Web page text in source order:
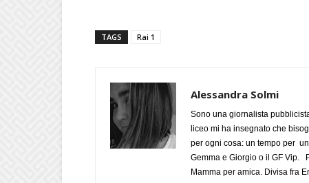
TAGS Rai 1
Alessandra Solmi
Sono una giornalista
liceo mi ha insegnato che
per ogni cosa: un tempo per
Gemma e Giorgio o il GF Vip.
Mamma per amica. Divisa fra